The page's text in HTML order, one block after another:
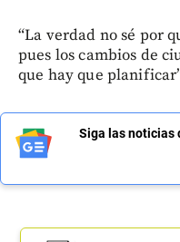
“La verdad no sé por
pues los cambios de
que hay que
Siga las noticias